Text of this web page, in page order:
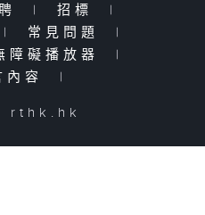
| 招標
|
| 常見問題
|
障礙播放器
|
內容
|
rthk.hk